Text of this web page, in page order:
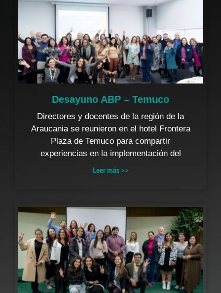
Desayuno ABP – Temuco
Directores y docentes de la región de la
Araucania se reunieron en el hotel Frontera
Plaza de Temuco para compartir
experiencias en la implementación del
Leer más >>